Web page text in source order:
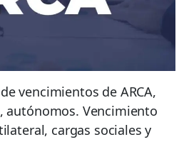
vencimientos de ARCA,
Vencimiento
cargas sociales y